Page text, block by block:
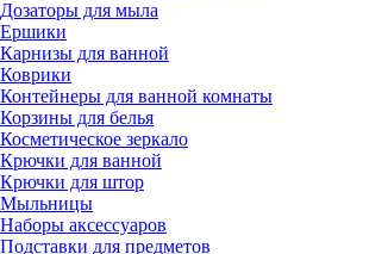
Дозаторы для мыла
Ершики
Карнизы для ванной
Коврики
Контейнеры для ванной комнаты
Корзины для белья
Косметическое зеркало
Крючки для ванной
Крючки для штор
Мыльницы
Наборы аксессуаров
Подставки для предметов